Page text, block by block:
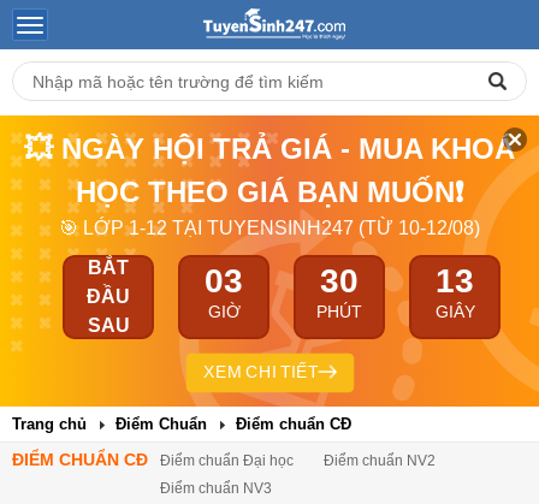
💥 NGÀY HỘI TRẢ GIÁ - MUA KHOÁ
HỌC THEO GIÁ BẠN MUỐN❗
🎯 LỚP 1-12 TẠI TUYENSINH247 (TỪ 10-12/08)
BẮT
ĐẦU
SAU
03
GIỜ
30
PHÚT
12
GIÂY
XEM CHI TIẾT
Trang chủ Điểm Chuẩn Điểm chuẩn CĐ
ĐIỂM CHUẨN CĐ Điểm chuẩn Đại học
Điểm chuẩn NV2
Điểm chuẩn NV3